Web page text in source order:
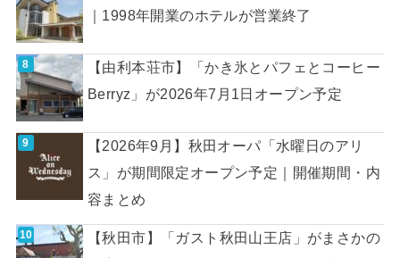
｜1998年開業のホテルが営業終了
【由利本荘市】「かき氷とパフェとコーヒー
Berryz」が2026年7月1日オープン予定
【2026年9月】秋田オーパ「水曜日のアリ
ス」が期間限定オープン予定｜開催期間・内
容まとめ
【秋田市】「ガスト秋田山王店」がまさかの